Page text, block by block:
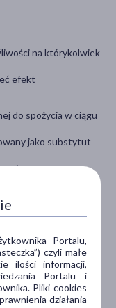
na którykolwiek
efekt
do spożycia w ciągu
jako substytut
wymaga
dla małych dzieci.
Portalu,
czyli małe
ilości informacji,
Portalu i
Pliki cookies
działania